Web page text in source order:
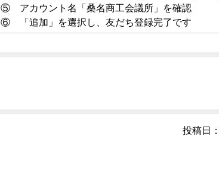
⑤ アカウント名「桑名商工会議所」を確認
⑥ 「追加」を選択し、友だち登録完了です
投稿日：